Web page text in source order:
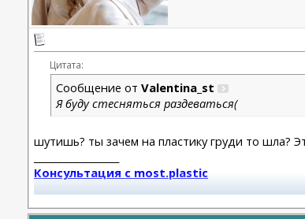
Цитата:
Сообщение от Valentina_st
Я буду стесняться раздеваться(
шутишь? ты зачем на пластику груди то шла?
Консультация с most.plastic
Телеграм канал most.plastic